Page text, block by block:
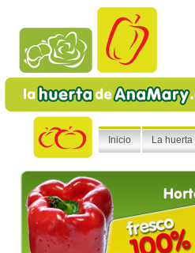
Inicio La